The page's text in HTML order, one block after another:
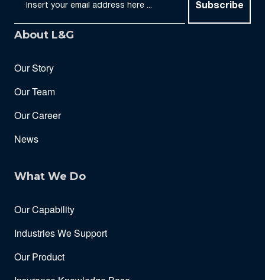
Subscribe
About L&G
Our Story
Our Team
Our Career
News
What We Do
Our Capability
Industries We Support
Our Product